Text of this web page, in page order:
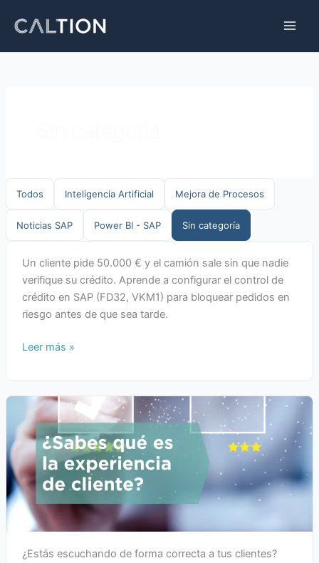
Todos Inteligencia Artificial Mejora de Procesos
Noticias SAP Power BI - SAP Sin categoría
Un cliente pide 50.000 € y el camión sale sin que nadie
verifique su crédito. Aprende a configurar el control de
crédito en SAP (FD32, VKM1) para bloquear pedidos en
riesgo antes de que sea tarde.
Leer más »
¿Estás escuchando de forma correcta a tus clientes?